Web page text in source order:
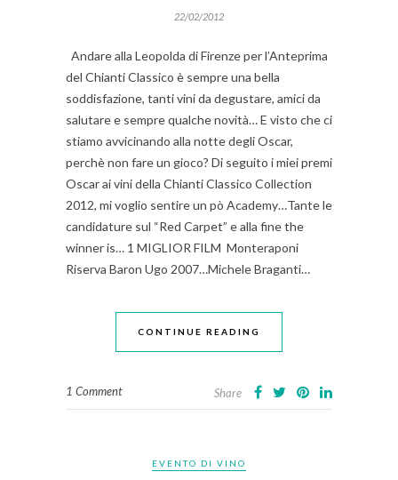
22/02/2012
Andare alla Leopolda di Firenze per l’Anteprima
del Chianti Classico è sempre una bella
soddisfazione, tanti vini da degustare, amici da
salutare e sempre qualche novità… E visto che ci
stiamo avvicinando alla notte degli Oscar,
perchè non fare un gioco? Di seguito i miei premi
Oscar ai vini della Chianti Classico Collection
2012, mi voglio sentire un pò Academy…Tante le
candidature sul “Red Carpet” e alla fine the
winner is… 1 MIGLIOR FILM Monteraponi
Riserva Baron Ugo 2007…Michele Braganti…
CONTINUE READING
1 Comment Share
EVENTO DI VINO